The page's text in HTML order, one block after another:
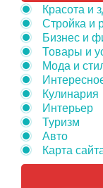
Красота и
Стройка и
Бизнес и
Товары и
Мода и
Кулинария
Интерьер
Туризм
Авто
Карта